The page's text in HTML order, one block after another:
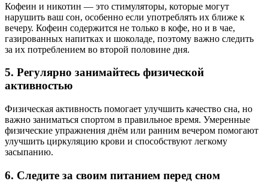
Кофеин и никотин — это стимуляторы, которые могут
нарушить ваш сон, особенно если употреблять их ближе к
вечеру. Кофеин содержится не только в кофе, но и в чае,
газированных напитках и шоколаде, поэтому важно следить
за их потреблением во второй половине дня.
5. Регулярно занимайтесь физической
активностью
Физическая активность помогает улучшить качество сна, но
важно заниматься спортом в правильное время. Умеренные
физические упражнения днём или ранним вечером помогают
улучшить циркуляцию крови и способствуют легкому
засыпанию.
6. Следите за своим питанием перед сном